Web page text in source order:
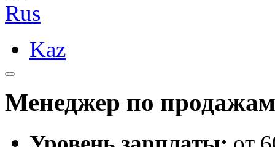
Rus
Kaz
Менеджер по продажам